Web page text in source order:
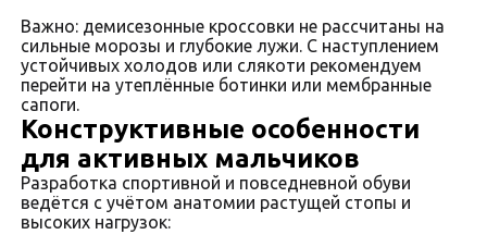
Важно: демисезонные кроссовки не рассчитаны на
сильные морозы и глубокие лужи. С наступлением
устойчивых холодов или слякоти рекомендуем
перейти на утеплённые ботинки или мембранные
сапоги.
Конструктивные особенности
для активных мальчиков
Разработка спортивной и повседневной обуви
ведётся с учётом анатомии растущей стопы и
высоких нагрузок: